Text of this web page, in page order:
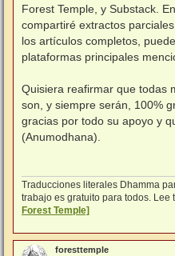
Forest Temple, y Substack.
compartiré extractos
los artículos completos,
plataformas principales
Quisiera reafirmar que todas
son, y siempre serán, 100%
gracias por todo su apoyo y
(Anumodhana).
Traducciones literales Dhamma
trabajo es gratuito para todos. Lee
Forest Temple]
foresttemple